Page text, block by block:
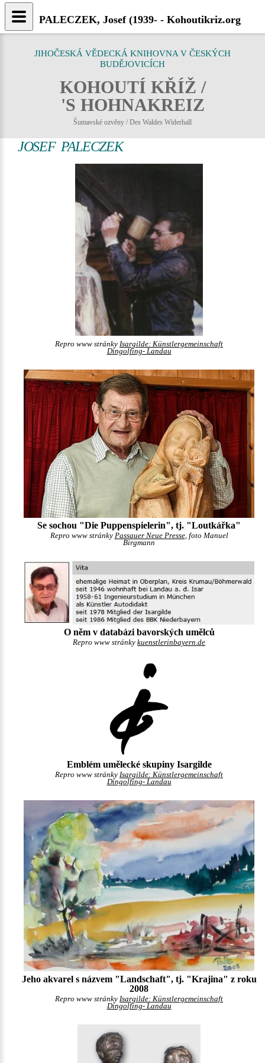
JIHOČESKÁ VĚDECKÁ KNIHOVNA V ČESKÝCH
BUDĚJOVICÍCH
KOHOUTÍ KŘÍŽ /
'S HOHNAKREIZ
Šumavské ozvěny / Des Waldes Widerhall
JOSEF PALECZEK
Repro www stránky Isargilde: Künstlergemeinschaft
Dingolfing- Landau
Se sochou "Die Puppenspielerin", tj. "Loutkářka"
Repro www stránky Passauer Neue Presse, foto Manuel
Birgmann
O něm v databázi bavorských umělců
Repro www stránky kuenstlerinbayern.de
Emblém umělecké skupiny Isargilde
Repro www stránky Isargilde: Künstlergemeinschaft
Dingolfing- Landau
Jeho akvarel s názvem "Landschaft", tj. "Krajina" z roku
2008
Repro www stránky Isargilde: Künstlergemeinschaft
Dingolfing- Landau
PALECZEK, Josef (1939- - Kohoutikriz.org